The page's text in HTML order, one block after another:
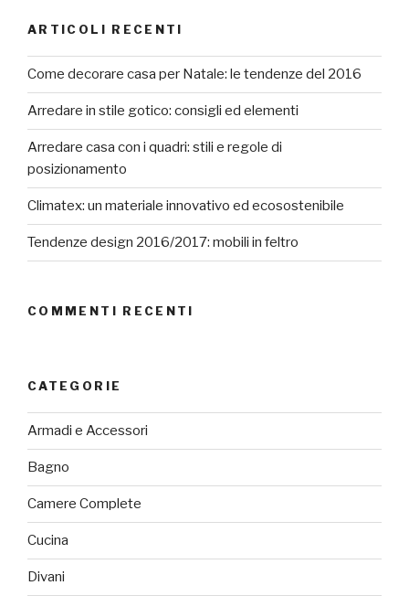
ARTICOLI RECENTI
Come decorare casa per Natale: le tendenze del 2016
Arredare in stile gotico: consigli ed elementi
Arredare casa con i quadri: stili e regole di
posizionamento
Climatex: un materiale innovativo ed ecosostenibile
Tendenze design 2016/2017: mobili in feltro
COMMENTI RECENTI
CATEGORIE
Armadi e Accessori
Bagno
Camere Complete
Cucina
Divani